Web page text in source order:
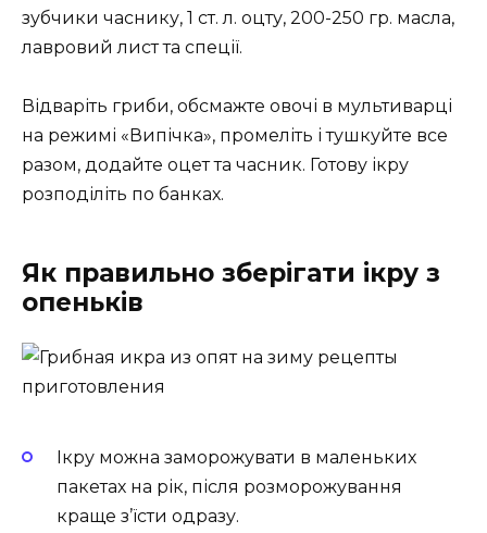
зубчики часнику, 1 ст. л. оцту, 200-250 гр. масла,
лавровий лист та спеції.
Відваріть гриби, обсмажте овочі в мультиварці
на режимі «Випічка», промеліть і тушкуйте все
разом, додайте оцет та часник. Готову ікру
розподіліть по банках.
Як правильно зберігати ікру з
опеньків
Ікру можна заморожувати в маленьких
пакетах на рік, після розморожування
краще з’їсти одразу.